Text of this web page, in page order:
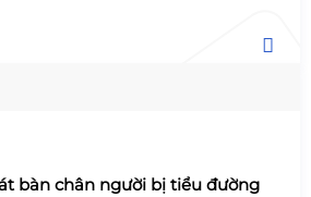
bàn chân người bị tiểu đường